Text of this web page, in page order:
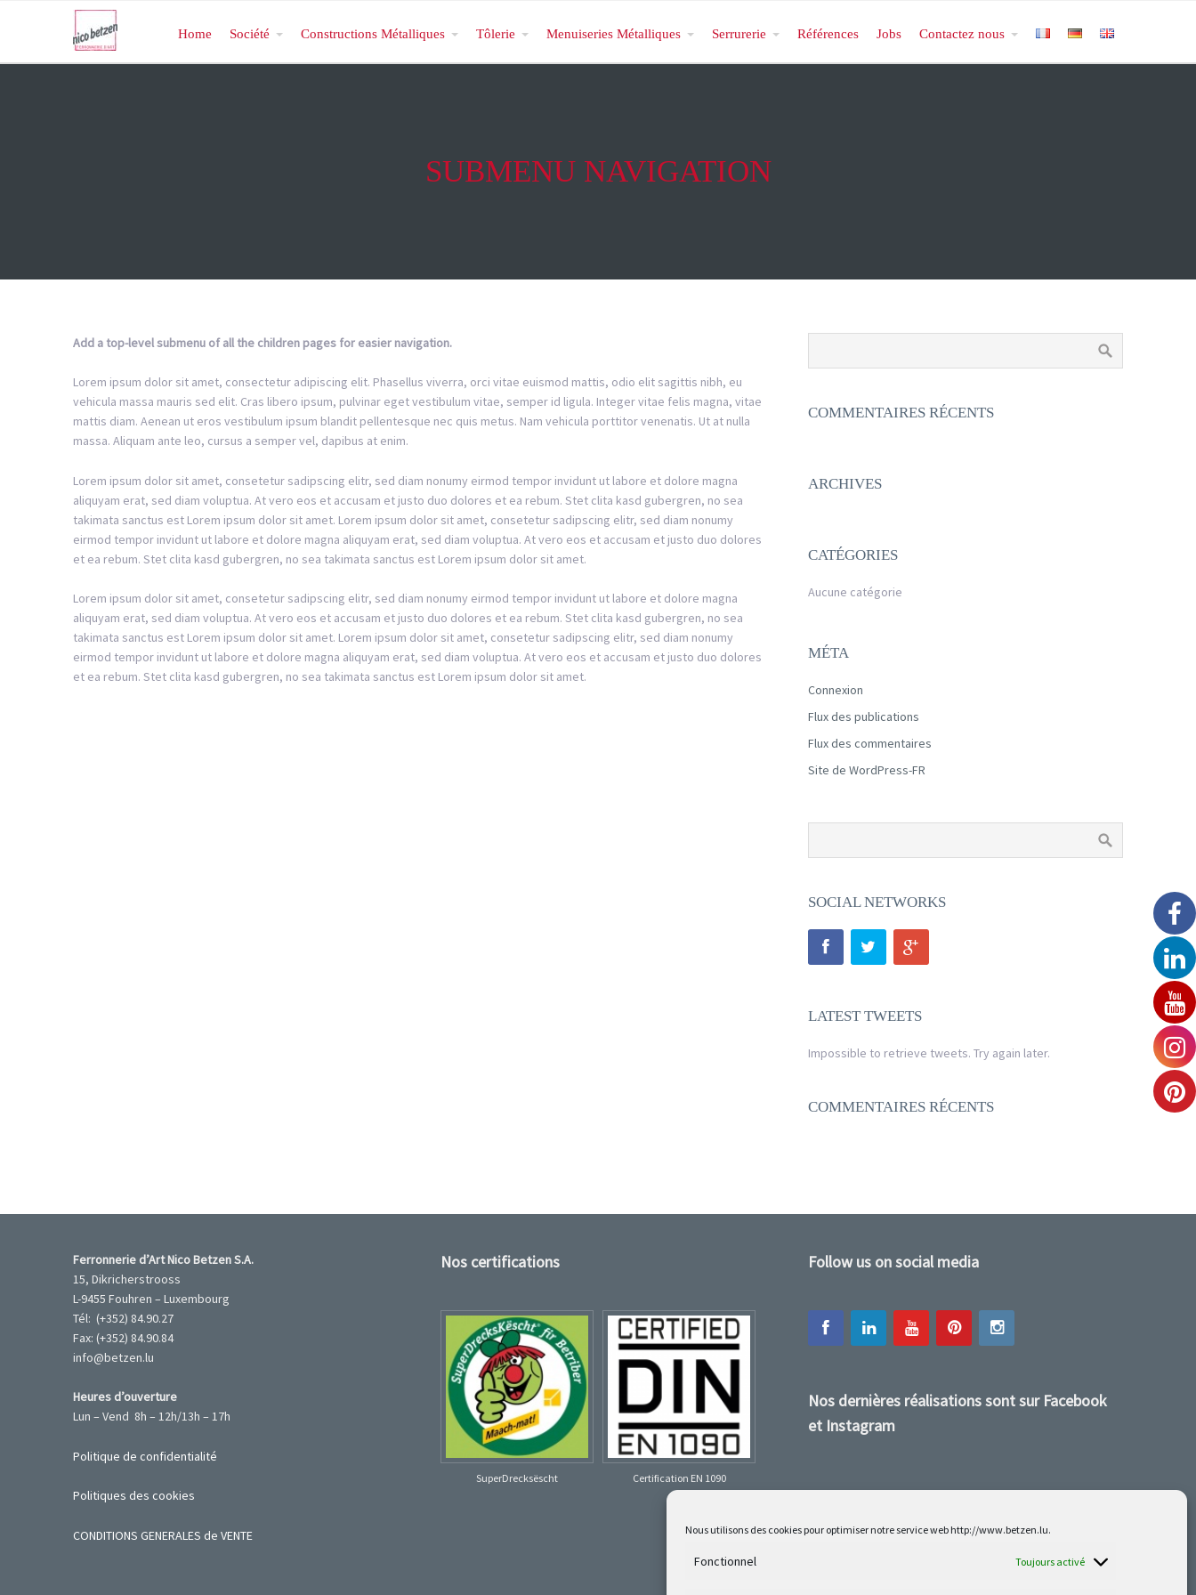
Nous utilisons des cookies pour optimiser notre service web http://www.betzen.lu.
Fonctionnel Toujours activé
Home Société Constructions Métalliques Tôlerie Menuiseries Métalliques Serrurerie Références Jobs Contactez nous
SUBMENU NAVIGATION
Add a top-level submenu of all the children pages for easier navigation.
Lorem ipsum dolor sit amet, consectetur adipiscing elit. Phasellus viverra, orci vitae euismod mattis, odio elit sagittis nibh, eu
vehicula massa mauris sed elit. Cras libero ipsum, pulvinar eget vestibulum vitae, semper id ligula. Integer vitae felis magna, vitae
mattis diam. Aenean ut eros vestibulum ipsum blandit pellentesque nec quis metus. Nam vehicula porttitor venenatis. Ut at nulla
massa. Aliquam ante leo, cursus a semper vel, dapibus at enim.
Lorem ipsum dolor sit amet, consetetur sadipscing elitr, sed diam nonumy eirmod tempor invidunt ut labore et dolore magna
aliquyam erat, sed diam voluptua. At vero eos et accusam et justo duo dolores et ea rebum. Stet clita kasd gubergren, no sea
takimata sanctus est Lorem ipsum dolor sit amet. Lorem ipsum dolor sit amet, consetetur sadipscing elitr, sed diam nonumy
eirmod tempor invidunt ut labore et dolore magna aliquyam erat, sed diam voluptua. At vero eos et accusam et justo duo dolores
et ea rebum. Stet clita kasd gubergren, no sea takimata sanctus est Lorem ipsum dolor sit amet.
Lorem ipsum dolor sit amet, consetetur sadipscing elitr, sed diam nonumy eirmod tempor invidunt ut labore et dolore magna
aliquyam erat, sed diam voluptua. At vero eos et accusam et justo duo dolores et ea rebum. Stet clita kasd gubergren, no sea
takimata sanctus est Lorem ipsum dolor sit amet. Lorem ipsum dolor sit amet, consetetur sadipscing elitr, sed diam nonumy
eirmod tempor invidunt ut labore et dolore magna aliquyam erat, sed diam voluptua. At vero eos et accusam et justo duo dolores
et ea rebum. Stet clita kasd gubergren, no sea takimata sanctus est Lorem ipsum dolor sit amet.
COMMENTAIRES RÉCENTS
ARCHIVES
CATÉGORIES
Aucune catégorie
MÉTA
Connexion
Flux des publications
Flux des commentaires
Site de WordPress-FR
SOCIAL NETWORKS
LATEST TWEETS
Impossible to retrieve tweets. Try again later.
COMMENTAIRES RÉCENTS
Ferronnerie d’Art Nico Betzen S.A.
15, Dikricherstrooss
L-9455 Fouhren – Luxembourg
Tél: (+352) 84.90.27
Fax: (+352) 84.90.84
info@betzen.lu
Heures d’ouverture
Lun – Vend 8h – 12h/13h – 17h
Politique de confidentialité
Politiques des cookies
CONDITIONS GENERALES de VENTE
Nos certifications
SuperDrecksëscht Certification EN 1090
Follow us on social media
Nos dernières réalisations sont sur Facebook
et Instagram